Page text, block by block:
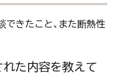
きたこと、また断熱性
れた内容を教えて